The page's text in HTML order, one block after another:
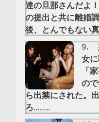
達の旦那さんだよ
の提出と共に離
後、とんでもない
女
「
の
ら出禁にされた。
ろ……..